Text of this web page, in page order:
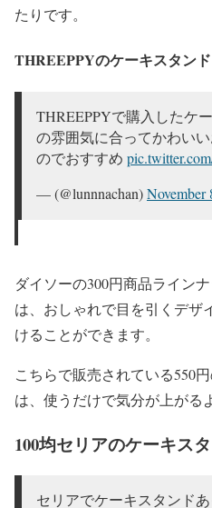
たりです。
THREEPPYのケーキスタンド
THREEPPYで購入したケ
の雰囲気に合ってかわい
のでおすすめ
— (@lunnnachan)November
ダイソーの300円商品ライン
は、おしゃれで目を引くデザ
けることができます。
こちらで販売されている550
は、使うだけで気分が上がる
100均セリアのケーキス
セリアでケーキスタンド